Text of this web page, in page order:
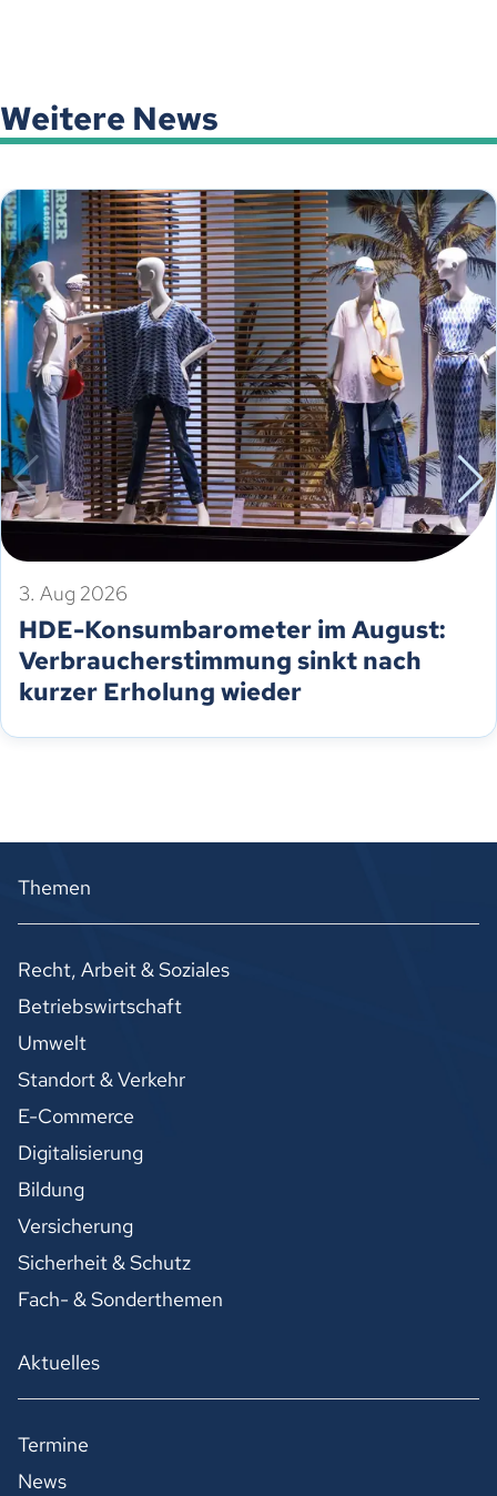
Weitere News
3. Aug 2026
HDE-Konsumbarometer im August:
Verbraucherstimmung sinkt nach
kurzer Erholung wieder
Themen
Recht, Arbeit & Soziales
Betriebswirtschaft
Umwelt
Standort & Verkehr
E-Commerce
Digitalisierung
Bildung
Versicherung
Sicherheit & Schutz
Fach- & Sonderthemen
Aktuelles
Termine
News